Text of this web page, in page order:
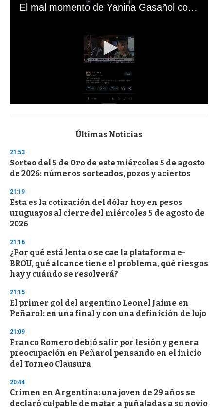
El mal momento de Yanina Gasañol con un hincha argentino en "Subrayado"
s
d
s
o
f
3
s
c
o
d
Últimas Noticias
21:53
Sorteo del 5 de Oro de este miércoles 5 de agosto
de 2026: números sorteados, pozos y aciertos
21:19
Esta es la cotización del dólar hoy en pesos
uruguayos al cierre del miércoles 5 de agosto de
2026
21:16
¿Por qué está lenta o se cae la plataforma e-
BROU, qué alcance tiene el problema, qué riesgos
hay y cuándo se resolverá?
21:15
El primer gol del argentino Leonel Jaime en
Peñarol: en una final y con una definición de lujo
21:09
Franco Romero debió salir por lesión y genera
preocupación en Peñarol pensando en el inicio
del Torneo Clausura
20:44
Crimen en Argentina: una joven de 29 años se
declaró culpable de matar a puñaladas a su novio